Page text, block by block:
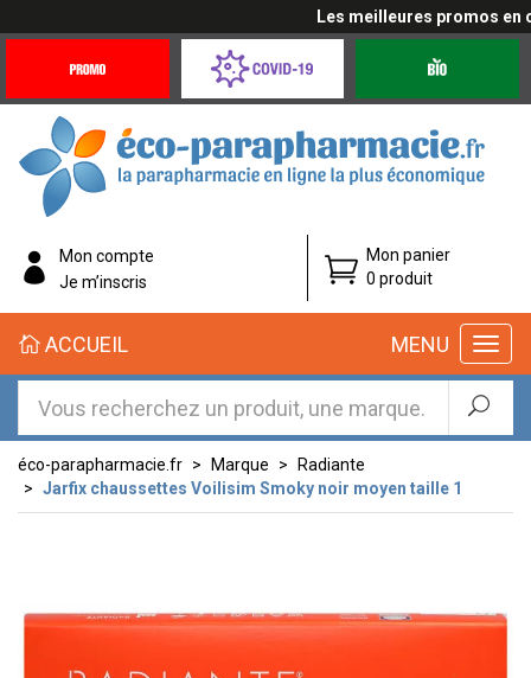
Les meilleures promos en
Offres
Coronavirus
éco-
parapharmacie.fr
éco-
parapharmacie.fr
Mon compte
Je m’inscris
Mon panier
0 produit
MENU
ACCUEIL
éco-parapharmacie.fr Marque
Radiante
Jarfix chaussettes Voilisim Smoky noir moyen taille 1